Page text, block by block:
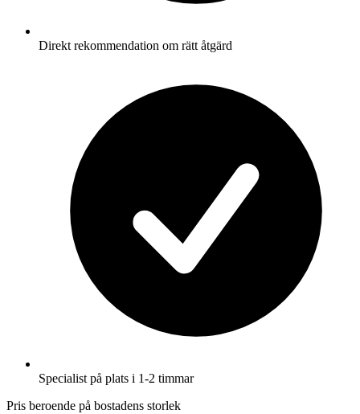
Direkt rekommendation om rätt åtgärd
Specialist på plats i 1-2 timmar
Pris beroende på bostadens storlek